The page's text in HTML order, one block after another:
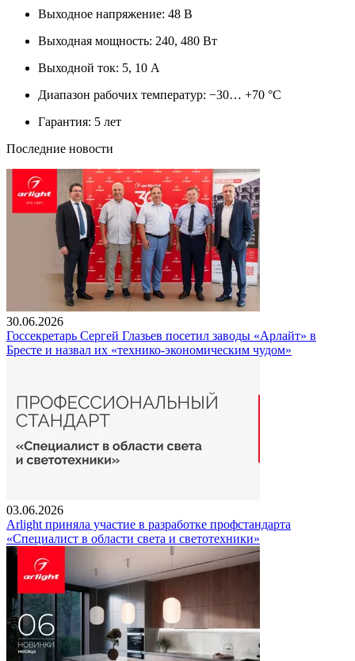
Выходное напряжение: 48 В
Выходная мощность: 240, 480 Вт
Выходной ток: 5, 10 А
Диапазон рабочих температур: −30… +70 °С
Гарантия: 5 лет
Последние новости
30.06.2026
Госсекретарь Сергей Глазьев посетил заводы «Арлайт» в
Бресте и назвал их «технико-экономическим чудом»
03.06.2026
Arlight приняла участие в разработке профстандарта
«Специалист в области света и светотехники»